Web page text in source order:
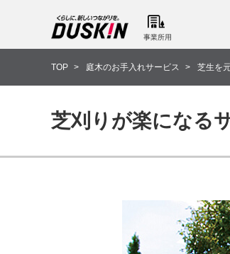
事業所用
TOP 庭木のお手入れサービス 芝生を
芝刈りが楽になる